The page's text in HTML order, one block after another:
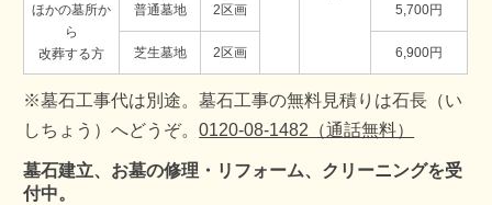
ほかの墓所か
ら
改葬する方
普通墓地 2区画 5,700円
芝生墓地 2区画 6,900円
※墓石工事代は別途。墓石工事の無料見積りは石長（い
しちょう）へどうぞ。0120-08-1482（通話無料）
墓石建立、お墓の修理・リフォーム、クリーニングを受
付中。